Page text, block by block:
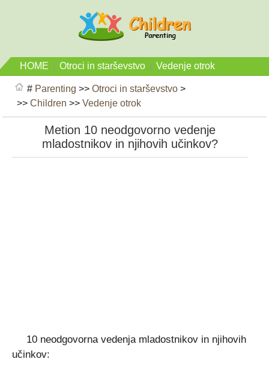
HOME Otroci in starševstvo Vedenje otrok
# Parenting >>Otroci in starševstvo >
>>Children >>Vedenje otrok
Metion 10 neodgovorno vedenje
mladostnikov in njihovih učinkov?
10 neodgovorna vedenja mladostnikov in njihovih
učinkov: